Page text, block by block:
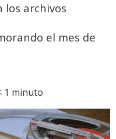
los archivos
el mes de
1 minuto